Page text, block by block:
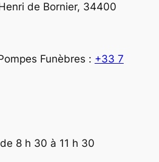
de Bornier, 34400
Funèbres : +33 7
8 h 30 à 11 h 30